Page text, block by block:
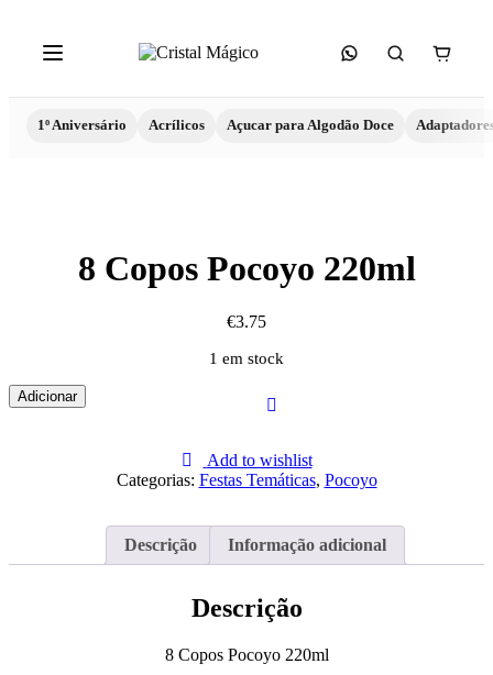
1º Aniversário Acrílicos Açucar para Algodão Doce
8 Copos Pocoyo 220ml
€3.75
1 em stock
Quantidade
de
Adicionar
Add to wishlist
Categorias: Festas Temáticas, Pocoyo
Descrição Informação adicional
Descrição
8 Copos Pocoyo 220ml